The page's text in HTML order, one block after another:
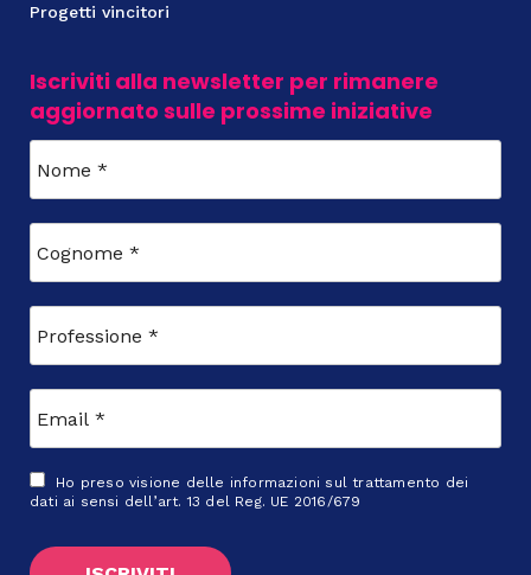
Progetti vincitori
Iscriviti alla newsletter per rimanere
aggiornato sulle prossime iniziative
Ho preso visione delle informazioni sul trattamento dei
dati ai sensi dell’art. 13 del Reg. UE 2016/679